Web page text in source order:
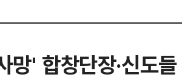
' 합창단장·신도